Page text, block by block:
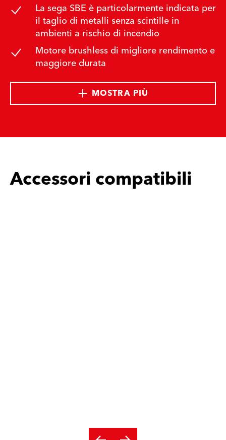
La sega SBE è particolarmente indicata per
il taglio di metalli senza scintille in
ambienti a rischio di incendio
Motore brushless di migliore rendimento e
maggiore durata
MOSTRA PIÙ
Accessori compatibili